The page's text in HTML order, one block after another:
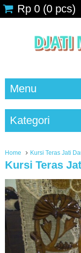
Rp 0 (0 pcs)
Menu
Kategori
Home Kursi Teras Jati
Kursi Teras